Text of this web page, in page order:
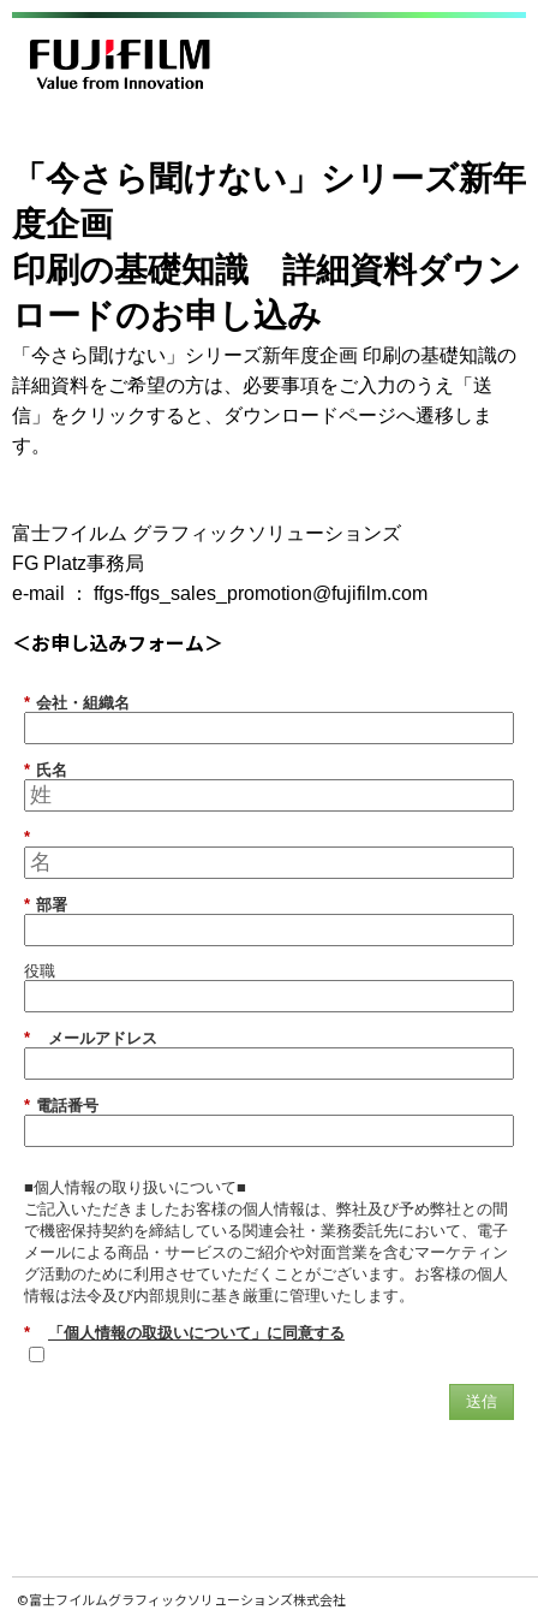
「今さら聞けない」シリーズ新年
度企画
印刷の基礎知識 詳細資料ダウン
ロードのお申し込み
「今さら聞けない」シリーズ新年度企画 印刷の基礎知識の
詳細資料をご希望の方は、必要事項をご入力のうえ「送
信」をクリックすると、ダウンロードページへ遷移しま
す。
富士フイルム グラフィックソリューションズ
FG Platz事務局
e-mail ： ffgs-ffgs_sales_promotion@fujifilm.com
＜お申し込みフォーム＞
* 会社・組織名
* 氏名
*
* 部署
役職
* メールアドレス
* 電話番号
■個人情報の取り扱いについて■
ご記入いただきましたお客様の個人情報は、弊社及び予め弊社との間
で機密保持契約を締結している関連会社・業務委託先において、電子
メールによる商品・サービスのご紹介や対面営業を含むマーケティン
グ活動のために利用させていただくことがございます。お客様の個人
情報は法令及び内部規則に基き厳重に管理いたします。
* 「個人情報の取扱いについて」に同意する
送信
©富士フイルムグラフィックソリューションズ株式会社